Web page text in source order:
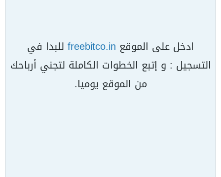
ادخل على الموقع
للبدا في
التسجيل : و إتبع الخطوات الكاملة لتجني أرباحك
من الموقع يوميا.